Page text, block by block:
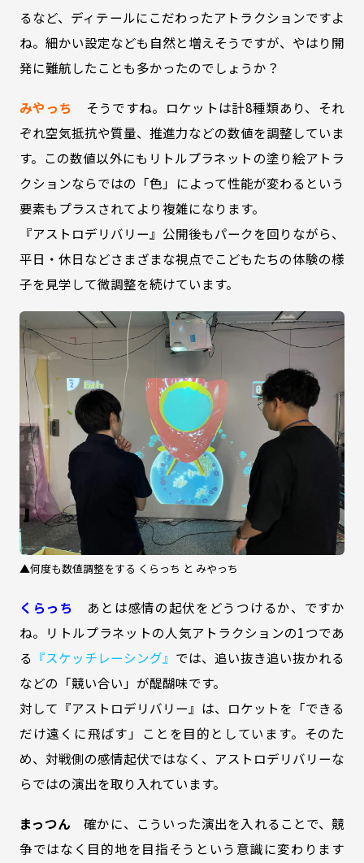
るなど、ディテールにこだわったアトラクションですよ
ね。細かい設定なども自然と増えそうですが、やはり開
発に難航したことも多かったのでしょうか？
みやっち
そうですね。ロケットは計8種類あり、それ
ぞれ空気抵抗や質量、推進力などの数値を調整していま
す。この数値以外にもリトルプラネットの塗り絵アトラ
クションならではの「色」によって性能が変わるという
要素もプラスされてより複雑になります。
『アストロデリバリー』公開後もパークを回りながら、
平日・休日などさまざまな視点でこどもたちの体験の様
子を見学して微調整を続けています。
▲何度も数値調整をする くらっち と みやっち
くらっち
あとは感情の起伏をどうつけるか、ですか
ね。リトルプラネットの人気アトラクションの1つであ
る 『スケッチレーシング』 では、追い抜き追い抜かれる
などの「競い合い」が醍醐味です。
対して『アストロデリバリー』は、ロケットを「できる
だけ遠くに飛ばす」ことを目的としています。そのた
め、対戦側の感情起伏ではなく、アストロデリバリーな
らではの演出を取り入れています。
まっつん 確かに、こういった演出を入れることで、競
争ではなく目的地を目指そうという意識に変わります